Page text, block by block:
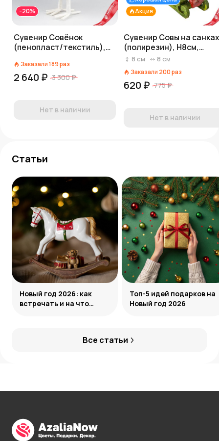
-20%
Сувенир Совёнок
(пенопласт/текстиль),
Заказали189раз
2 640 ₽ 3 300 ₽
Нет в наличии
Акция
Сувенир Совы на санках
(полирезин), Н8см,
красный
8 см 8 см
Заказали 200раз
620 ₽ 775 ₽
Нет в наличии
Статьи
Все статьи
Новый год 2026: как
встречать и на что
Топ-5 идей подарков на
Новый год 2026